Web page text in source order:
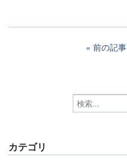
前の記事
カテゴリ